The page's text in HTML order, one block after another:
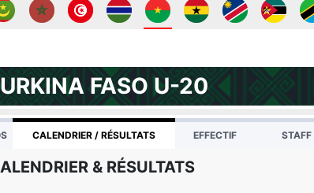
FASO U-20
CALENDRIER / RÉSULTATS EFFECTIF STAFF
& RÉSULTATS